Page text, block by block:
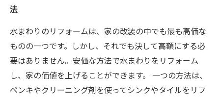
法
水まわりのリフォームは、家の改装の中でも最も高価な
ものの一つです。しかし、それでも決して高額にする必
要はありません。安価な方法で水まわりをリフォーム
し、家の価値を上げることができます。 一つの方法は、
ペンキやクリーニング剤を使ってシンクやタイルをリフ